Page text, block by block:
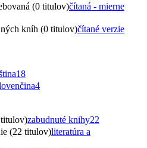
(0 titulov)čítaná - mierne
kníh (0 titulov)čítané verzie
18
4
zabudnuté knihy22
(22 titulov)literatúra a